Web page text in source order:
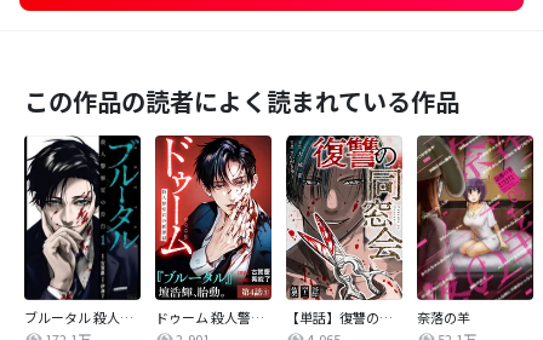
この作品の読者によく読まれている作品
ブルータル 殺人警察官の告白
ドゥーム 殺人警察官の断罪録 分冊版
【単話】復讐の同窓会
奈落の羊